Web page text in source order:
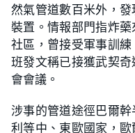
然氣管道數百米外，
裝置。情報部門指炸
社區，曾接受軍事訓練
班發文稱已接獲武契
會會議。
涉事的管道途徑巴爾
利等中、東歐國家，